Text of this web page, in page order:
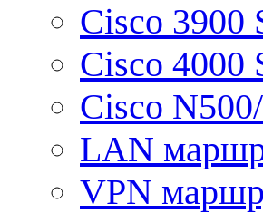
Cisco 3900
Cisco 4000
Cisco
LAN
VPN